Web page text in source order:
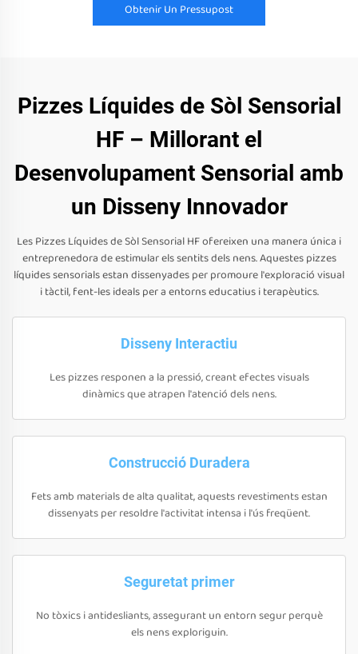
Obtenir Un Pressupost
Pizzes Líquides de Sòl Sensorial
HF – Millorant el
Desenvolupament Sensorial amb
un Disseny Innovador
Les Pizzes Líquides de Sòl Sensorial HF ofereixen una manera única i
entreprenedora de estimular els sentits dels nens. Aquestes pizzes
líquides sensorials estan dissenyades per promoure l'exploració visual
i tàctil, fent-les ideals per a entorns educatius i terapèutics.
Disseny Interactiu
Les pizzes responen a la pressió, creant efectes visuals
dinàmics que atrapen l'atenció dels nens.
Construcció Duradera
Fets amb materials de alta qualitat, aquests revestiments estan
dissenyats per resoldre l'activitat intensa i l'ús freqüent.
Seguretat primer
No tòxics i antidesliants, assegurant un entorn segur perquè
els nens exploriguin.